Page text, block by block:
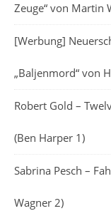
Zeuge“ von Martin
[Werbung]
„Baljenmord“ von
Robert Gold –
(Ben Harper 1)
Sabrina Pesch –
Wagner 2)